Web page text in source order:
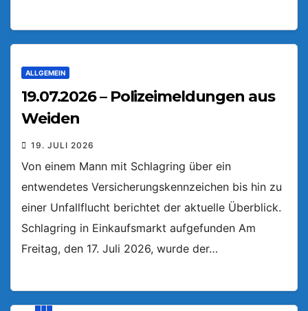
ALLGEMEIN
19.07.2026 – Polizeimeldungen aus
Weiden
19. JULI 2026
Von einem Mann mit Schlagring über ein
entwendetes Versicherungskennzeichen bis hin zu
einer Unfallflucht berichtet der aktuelle Überblick.
Schlagring in Einkaufsmarkt aufgefunden Am
Freitag, den 17. Juli 2026, wurde der…